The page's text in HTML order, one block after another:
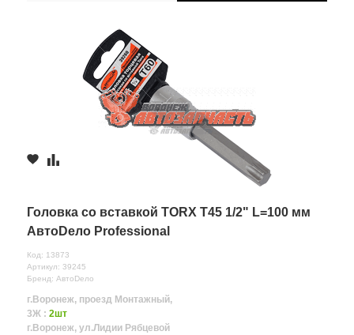
Головка со вставкой TORX Т45 1/2" L=100 мм
АвтоDело Professional
Код: 13873
Артикул: 39245
Бренд: АвтоDело
г.Воронеж, проезд Монтажный,
3Ж : 2шт
г.Воронеж, ул.Лидии Рябцевой